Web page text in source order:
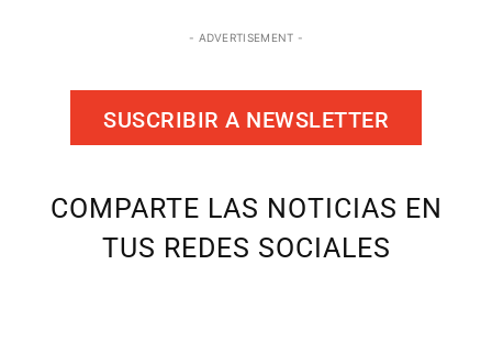
- ADVERTISEMENT -
SUSCRIBIR A NEWSLETTER
COMPARTE LAS NOTICIAS EN
TUS REDES SOCIALES